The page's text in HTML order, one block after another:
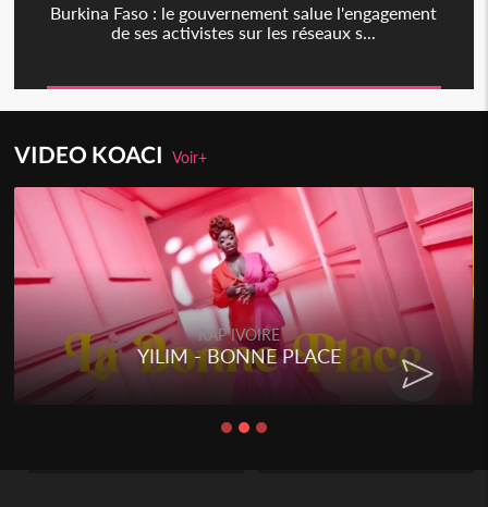
Burkina Faso : le gouvernement salue l'engagement
de ses activistes sur les réseaux s...
VIDEO KOACIVoir+
RAP IVOIRE
YILIM - BONNE PLACE